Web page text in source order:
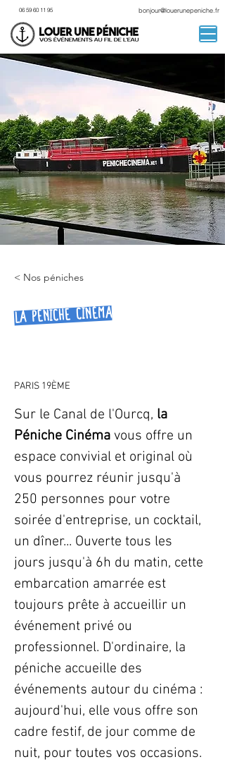
06 59 60 11 95 bonjour@louerunepeniche.fr
< Nos péniches
La Péniche Cinéma
PARIS 19ÈME
Sur le Canal de l'Ourcq, la
Péniche Cinéma vous offre un
espace convivial et original où
vous pourrez réunir jusqu'à
250 personnes pour votre
soirée d'entreprise, un cocktail,
un dîner... Ouverte tous les
jours jusqu'à 6h du matin, cette
embarcation amarrée est
toujours prête à accueillir un
événement privé ou
professionnel. D'ordinaire, la
péniche accueille des
événements autour du cinéma :
aujourd'hui, elle vous offre son
cadre festif, de jour comme de
nuit, pour toutes vos occasions.